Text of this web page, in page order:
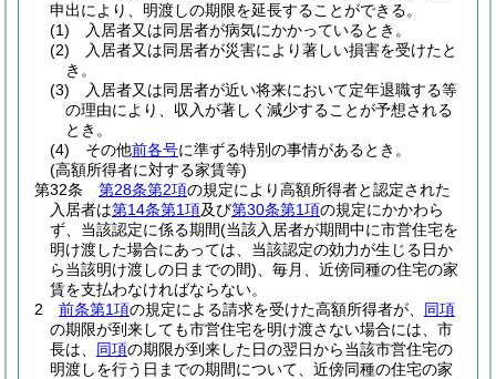
申出により、明渡しの期限を延長することができる。
(1)
入居者又は同居者が病気にかかっているとき。
(2)
入居者又は同居者が災害により著しい損害を受けたと
き。
(3)
入居者又は同居者が近い将来において定年退職する等
の理由により、収入が著しく減少することが予想される
とき。
(4)
その他前各号に準ずる特別の事情があるとき。
(高額所得者に対する家賃等)
第32条
第28条第2項の規定により高額所得者と認定された
入居者は第14条第1項及び第30条第1項の規定にかかわら
ず、当該認定に係る期間(当該入居者が期間中に市営住宅を
明け渡した場合にあっては、当該認定の効力が生じる日か
ら当該明け渡しの日までの間) 、毎月、近傍同種の住宅の家
賃を支払わなければならない。
2
前条第1項の規定による請求を受けた高額所得者が、 同項
の期限が到来しても市営住宅を明け渡さない場合には、市
長は、 同項の期限が到来した日の翌日から当該市営住宅の
明渡しを行う日までの期間について、近傍同種の住宅の家